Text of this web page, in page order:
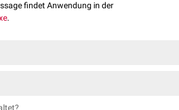
findet Anwendung in der
.
Obstipation
entlang des Kolonverlaufs massiert -
2014, Urban & Fischer Verlag